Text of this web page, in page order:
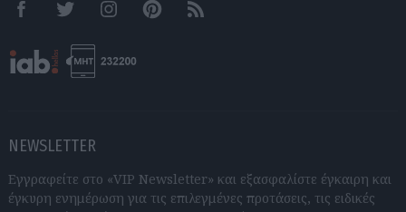
FacebookTwitter InstagramPinterestRSS feeds
NEWSLETTER
Εγγραφείτε στο «VIP Newsletter» και εξασφαλίστε έγκαιρη και
έγκυρη ενημέρωση για τις επιλεγμένες προτάσεις, τις ειδικές